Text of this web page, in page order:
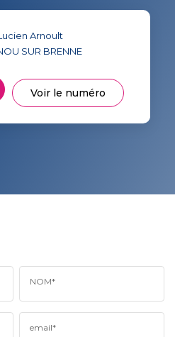
Arnoult
SUR BRENNE
Voir le numéro
NOM*
email*